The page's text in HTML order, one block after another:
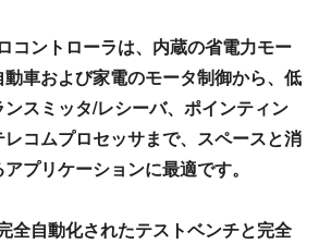
コントローラは、内蔵の省電力モー
動車および家電のモータ制御から、低
スミッタ/レシーバ、ポインティン
コムプロセッサまで、スペースと消
プリケーションに最適です。
全自動化されたテストベンチと完全